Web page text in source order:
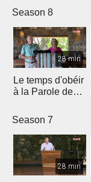
Season 8
28 min
Le temps d'obéir
à la Parole de
Season 7
28 min